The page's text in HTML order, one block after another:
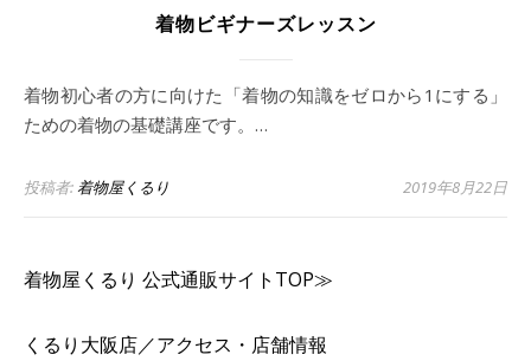
着物ビギナーズレッスン
着物初心者の方に向けた「着物の知識をゼロから1にする」
ための着物の基礎講座です。…
投稿者:着物屋くるり 2019年8月22日
着物屋くるり 公式通販サイトTOP≫
くるり大阪店／アクセス・店舗情報